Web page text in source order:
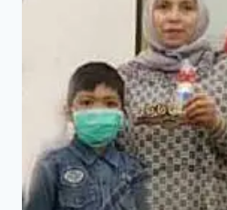
KUAT
BERAKTIVITAS
WALAU
MINUM
OBAT
KEMO